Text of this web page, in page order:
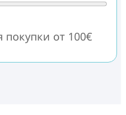
покупки от 100€